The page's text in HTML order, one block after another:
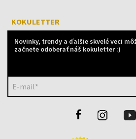
KOKULETTER
Novinky, trendy a ďalšie skvelé veci
začnete odoberať náš kokuletter :)
E-mail*